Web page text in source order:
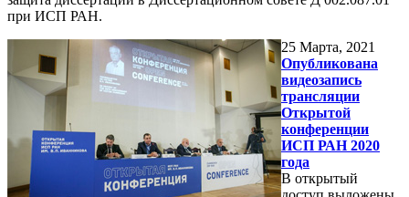
при ИСП РАН.
25 Марта, 2021
Опубликована
видеозапись
трансляции
Открытой
конференции
ИСП РАН 2020
года
В открытый